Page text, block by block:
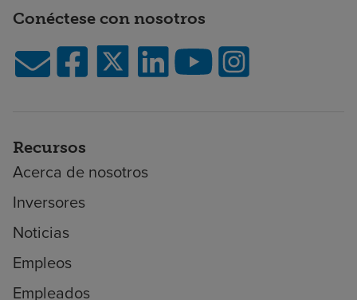
Conéctese con nosotros
Recursos
Acerca de nosotros
Inversores
Noticias
Empleos
Empleados